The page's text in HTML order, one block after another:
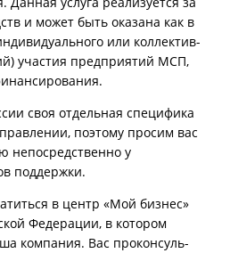
и может быть оказана как в
или коллектив­
участия предприя­тий МСП,
своя отдельная специфика
поэтому просим вас
непосред­ственно у
поддержки.
в центр «Мой бизнес»
Федерации, в котором
компания. Вас проконсуль­